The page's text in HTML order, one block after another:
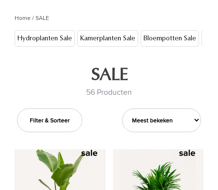
Home/SALE
Hydroplanten Sale Kamerplanten Sale Bloempotten Sale
SALE
56 Producten
Filter & Sorteer